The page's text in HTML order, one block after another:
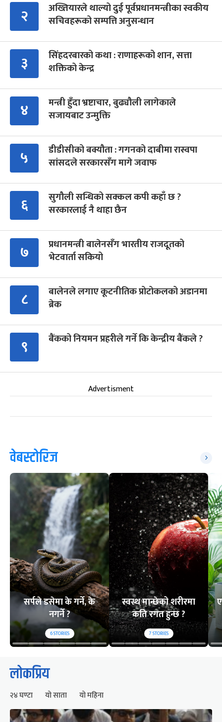
२
अख्तियारले थाल्यो दुई पूर्वप्रधानमन्त्रीका स्वकीय
सचिवहरूको सम्पत्ति अनुसन्धान
३
सिंहदरबारको कथा : राणाहरूको शान, सत्ता
शक्तिको केन्द्र
४
मन्त्री हुँदा भ्रष्टाचार, बुढ्यौली लागेकाले
सजायबाट उन्मुक्ति
५
डीडीसीको बक्यौता : गगनको दाबीमा रास्वपा
सांसदले सरकारसँग मागे जवाफ
६
सुगौली सन्धिको सक्कल कपी कहाँ छ ?
सरकारलाई नै थाहा छैन
७
प्रधानमन्त्री बालेनसँग भारतीय राजदूतको
भेटवार्ता सकियो
८
बालेनले लगाए कूटनीतिक प्रोटोकलको अडानमा
ब्रेक
९ बैंकको नियमन प्रहरीले गर्ने कि केन्द्रीय बैंकले ?
Advertisment
वेबस्टोरिज
सर्पले डसेमा के गर्ने, के
नगर्ने ?
6STORIES
स्वस्थ मान्छेको शरीरमा
कति रगत हुन्छ ?
7STORIES
लोकप्रिय
२४ घण्टा यो साता यो महिना